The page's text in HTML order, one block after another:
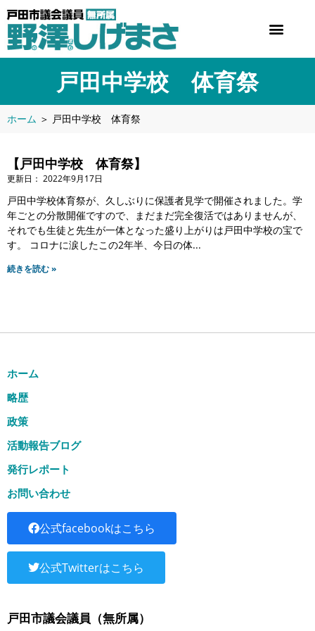
戸田中学校 体育祭
ホーム ＞ 戸田中学校 体育祭
【戸田中学校 体育祭】
2022年9月17日
戸田中学校体育祭が、久しぶりに保護者見学で開催されました。学
年ごとの分散開催ですので、まだまだ完全復活ではありませんが、
それでも生徒と先生が一体となった盛り上がりは戸田中学校の宝で
す。 コロナに涙したこの2年半、今日の体
続きを読む »
ホーム
略歴
政策
活動報告ブログ
発行レポート
お問い合わせ
公式facebookはこちら
公式Twitterはこちら
戸田市議会議員（無所属）